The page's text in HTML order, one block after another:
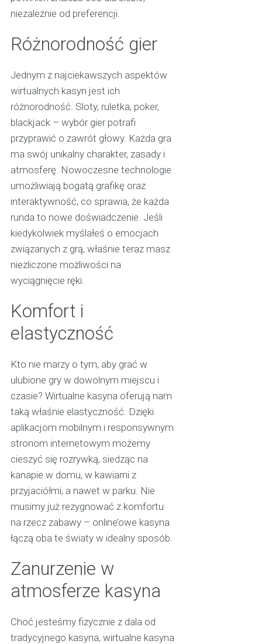
niezależnie od preferencji.
Różnorodność gier
Jednym z najciekawszych aspektów
wirtualnych kasyn jest ich
różnorodność. Sloty, ruletka, poker,
blackjack – wybór gier potrafi
przyprawić o zawrót głowy. Każda gra
ma swój unikalny charakter, zasady i
atmosferę. Nowoczesne technologie
umożliwiają bogatą grafikę oraz
interaktywność, co sprawia, że każda
runda to nowe doświadczenie. Jeśli
kiedykolwiek myślałeś o emocjach
związanych z grą, właśnie teraz masz
niezliczone możliwości na
wyciągnięcie ręki.
Komfort i
elastyczność
Kto nie marzy o tym, aby grać w
ulubione gry w dowolnym miejscu i
czasie? Wirtualne kasyna oferują nam
taką właśnie elastyczność. Dzięki
aplikacjom mobilnym i responsywnym
stronom internetowym możemy
cieszyć się rozrywką, siedząc na
kanapie w domu, w kawiarni z
przyjaciółmi, a nawet w parku. Nie
musimy już rezygnować z komfortu
na rzecz zabawy – online’owe kasyna
łączą oba te światy w idealny sposób.
Zanurzenie w
atmosferze kasyna
Choć jesteśmy fizycznie z dala od
tradycyjnego kasyna, wirtualne kasyna